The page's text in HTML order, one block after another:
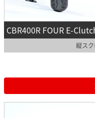
CBR400R FOUR E-
縦ス